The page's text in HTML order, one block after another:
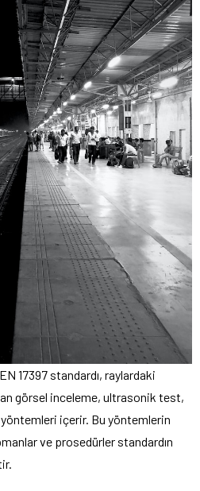
17397 standardı, raylardaki
görsel inceleme, ultrasonik test,
içerir. Bu yöntemlerin
ve prosedürler standardın